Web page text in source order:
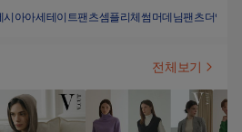
시아아세테이트팬츠셈플리체썸머데님팬츠더엣지
전체보기